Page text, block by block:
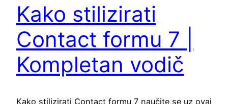
Kako stilizirati
Contact formu 7 |
Kompletan vodič
Kako stilizirati Contact formu 7 naučite se uz ovaj